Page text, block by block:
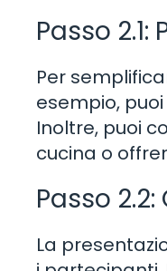
Passo
Per
esempio,
Inoltre, puoi
cucina o
Passo
La